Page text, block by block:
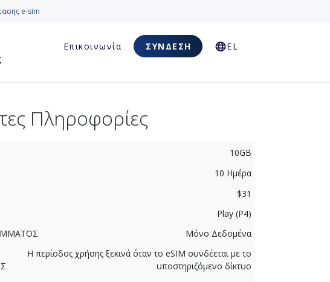
e-sim
Επικοινωνία ΣΎΝΔΕΣΗ EL
Πληροφορίες
10GB
10 Ημέρα
$31
Play (P4)
Μόνο Δεδομένα
Η περίοδος χρήσης ξεκινά όταν το eSIM συνδέεται με το
υποστηριζόμενο δίκτυο